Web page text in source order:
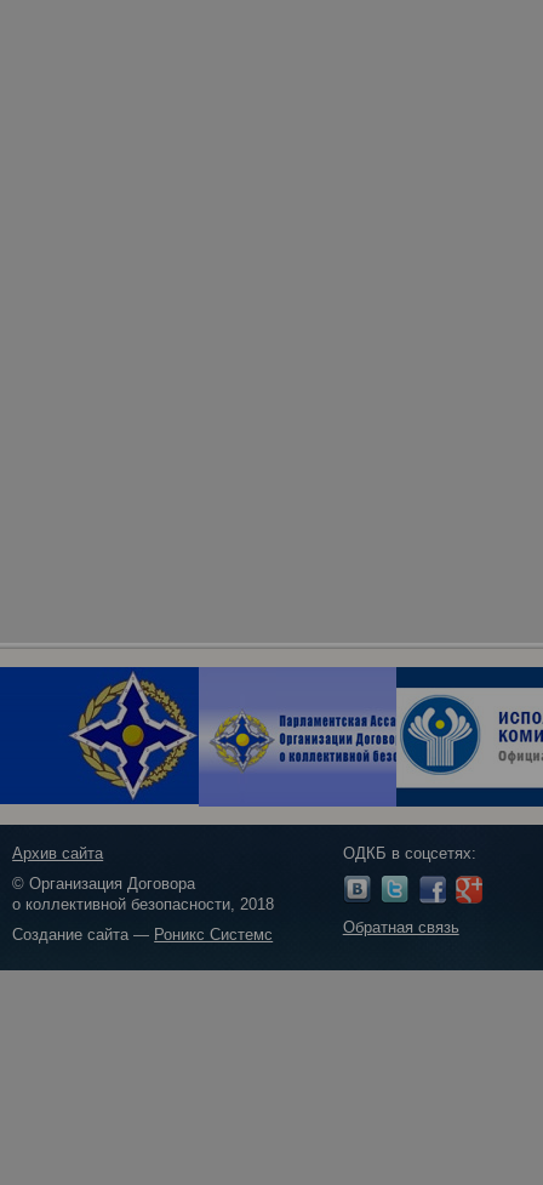
Архив сайта
© Организация Договора
о коллективной безопасности, 2018
Создание сайта — Роникс Системс
ОДКБ в соцсетях:
Обратная связь